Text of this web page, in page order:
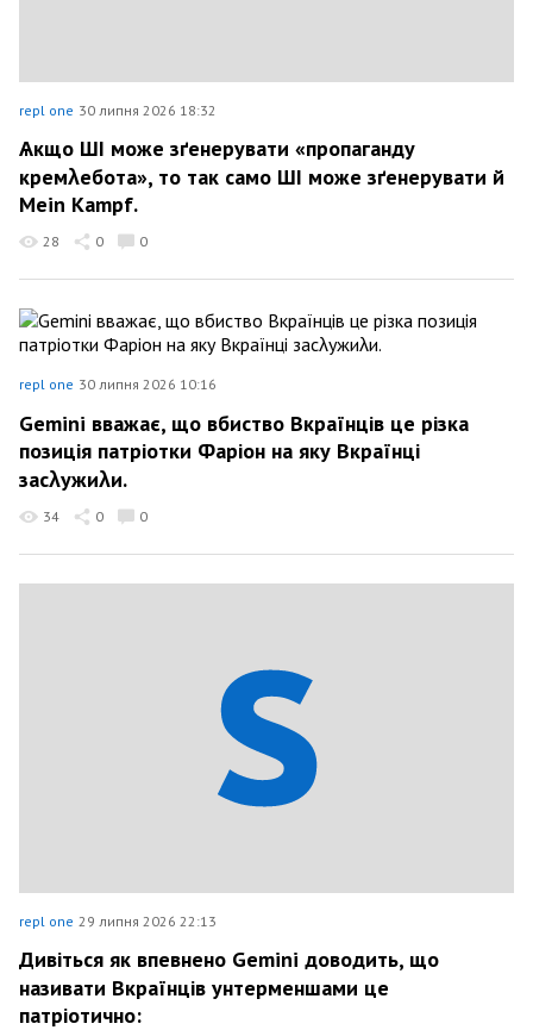
repl one 30 липня 2026 18:32
Ѧкщо ШІ може зґенерувати «пропаганду
кремλебота», то так само ШІ може зґенерувати й
Mein Kampf.
28 0 0
repl one 30 липня 2026 10:16
Gemini вважає, що вбиство Вкраїнців це різка
позиція патріотки Фаріон на яку Вкраїнці
засλужиλи.
34 0 0
repl one 29 липня 2026 22:13
Дивіться як впевнено Gemini доводить, що
називати Вкраїнців унтерменшами це
патріотично: